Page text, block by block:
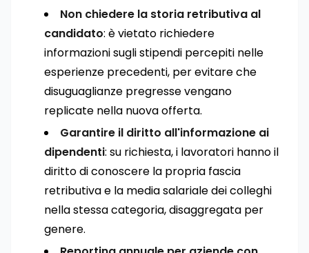
Non chiedere la storia retributiva al
candidato: è vietato richiedere
informazioni sugli stipendi percepiti nelle
esperienze precedenti, per evitare che
disuguaglianze pregresse vengano
replicate nella nuova offerta.
Garantire il diritto all'informazione ai
dipendenti: su richiesta, i lavoratori hanno il
diritto di conoscere la propria fascia
retributiva e la media salariale dei colleghi
nella stessa categoria, disaggregata per
genere.